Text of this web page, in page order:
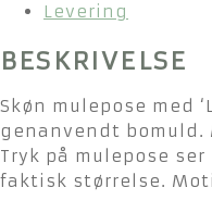
antalLevering
BESKRIVELSE
Skøn mulepose med
genanvendt bomuld.
Tryk på mulepose
faktisk størrelse.